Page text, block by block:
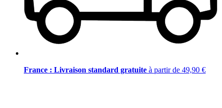
France : Livraison standard gratuite à partir de 49,90 €